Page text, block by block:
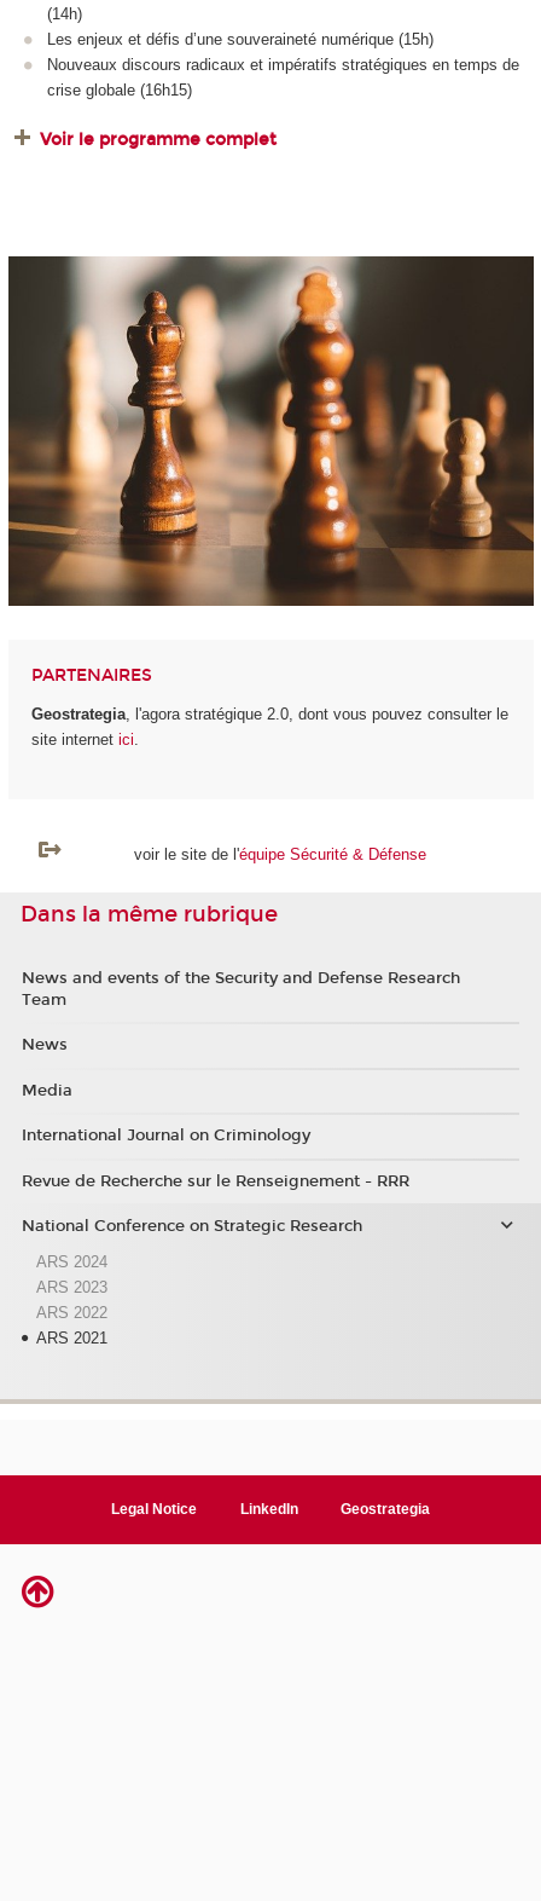
(14h)
Les enjeux et défis d’une souveraineté numérique (15h)
Nouveaux discours radicaux et impératifs stratégiques en temps de
crise globale (16h15)
Voir le programme complet
PARTENAIRES
Geostrategia, l'agora stratégique 2.0, dont vous pouvez consulter le
site internet ici.
voir le site de l'équipe Sécurité & Défense
Dans la même rubrique
News and events of the Security and Defense Research
Team
News
Media
International Journal on Criminology
Revue de Recherche sur le Renseignement - RRR
National Conference on Strategic Research
ARS 2024
ARS 2023
ARS 2022
ARS 2021
Legal Notice LinkedIn Geostrategia